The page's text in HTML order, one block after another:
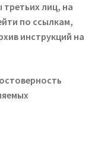
третьих лиц, на
по ссылкам,
инструкций на